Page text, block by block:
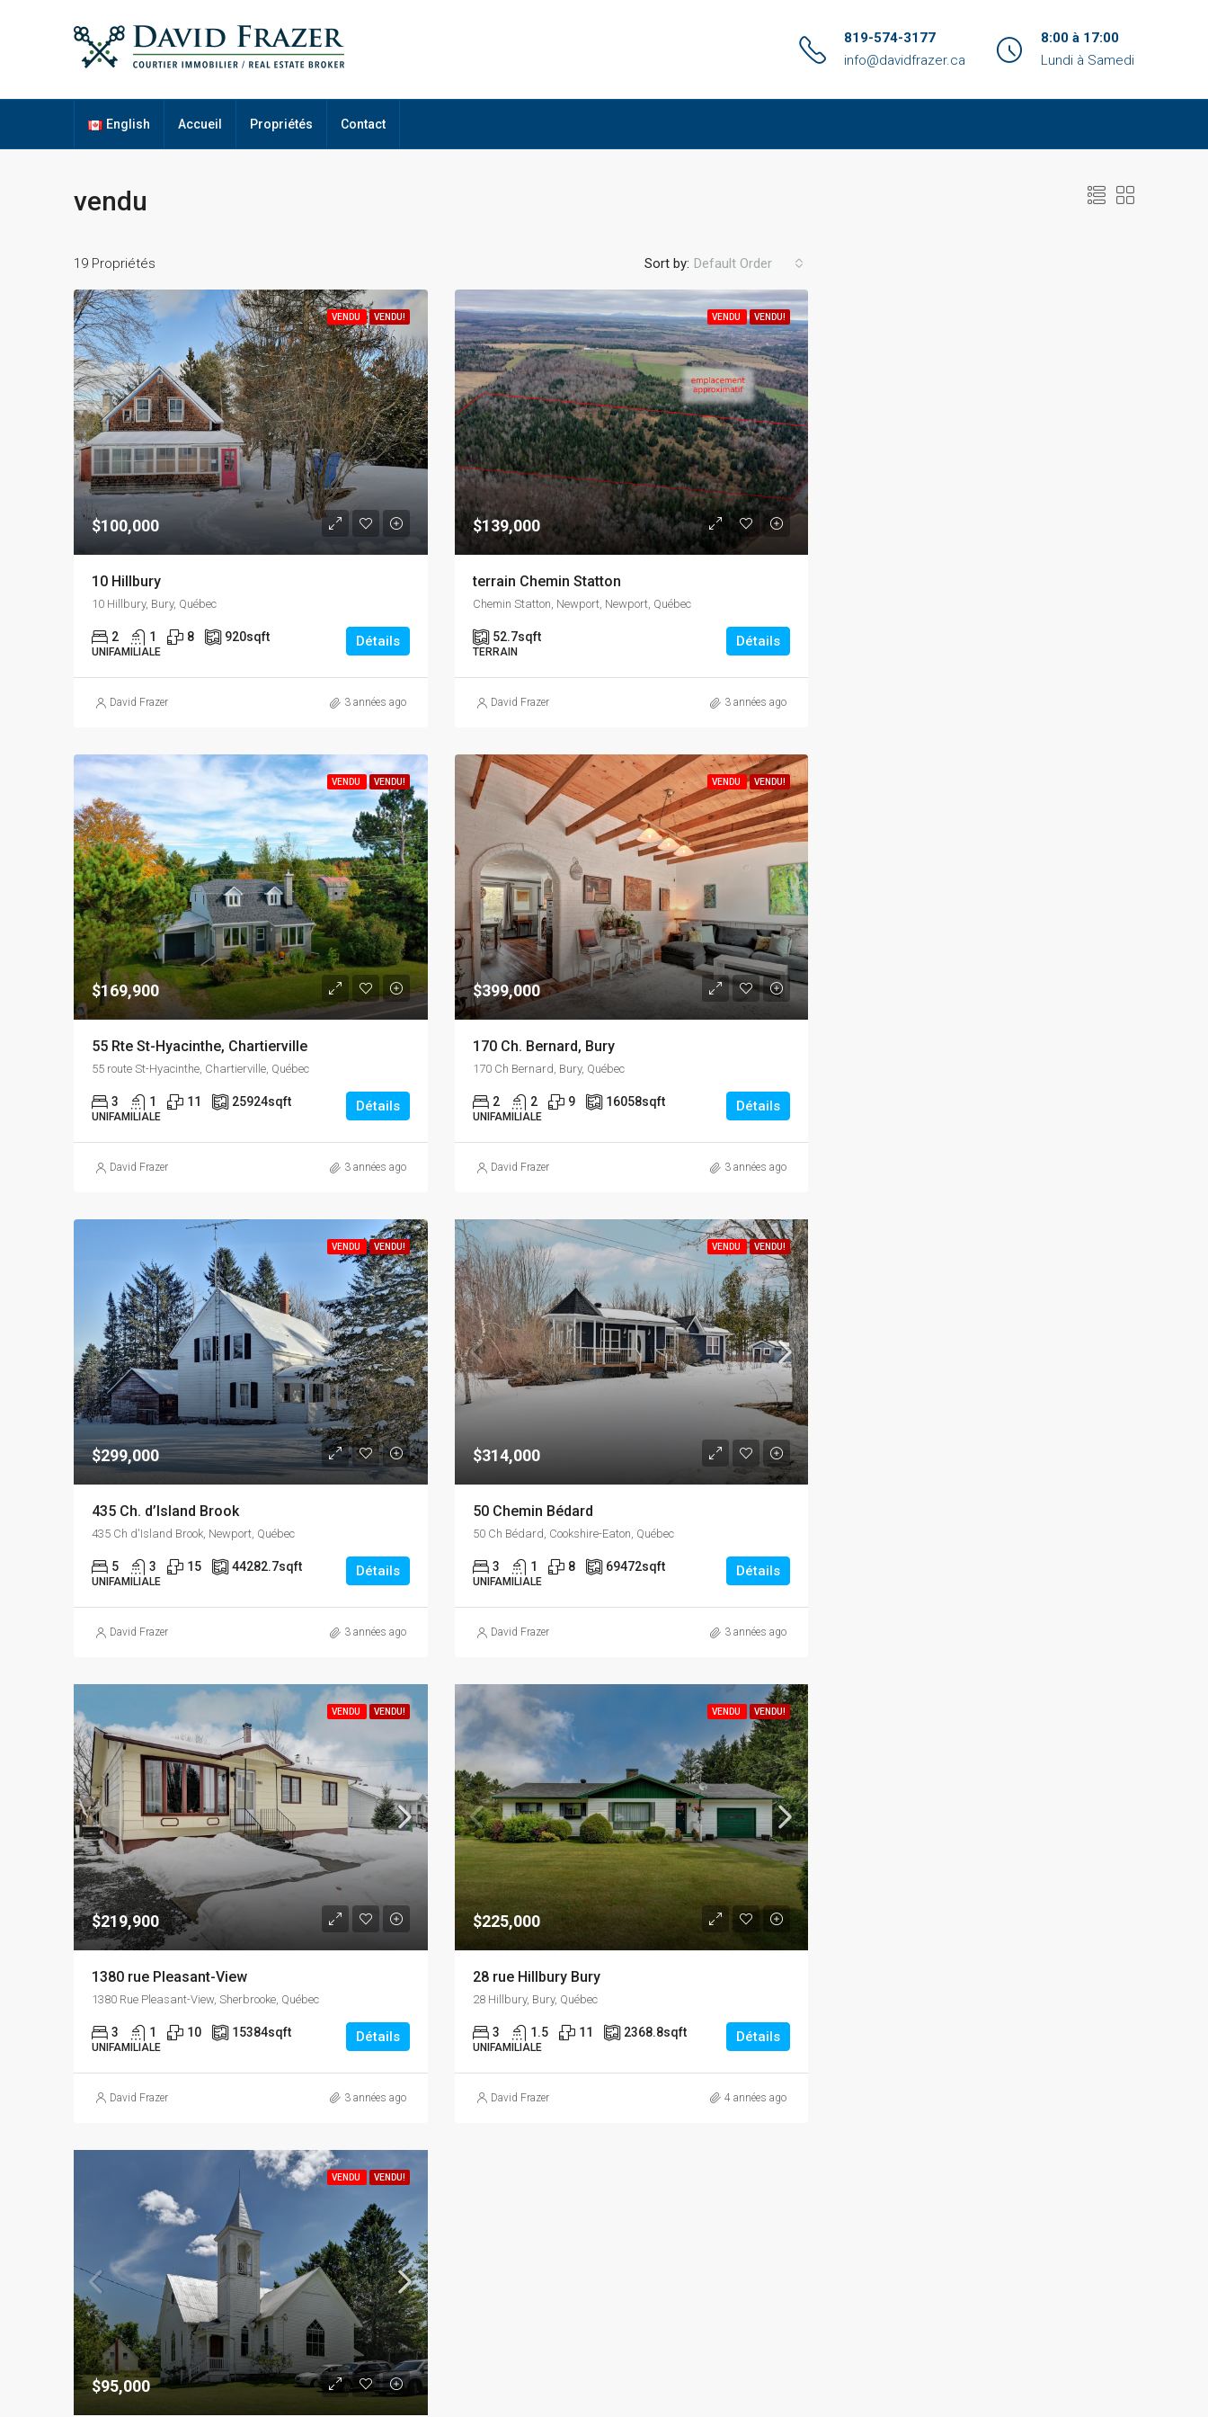
819-574-3177
info@davidfrazer.ca
8:00 à 17:00
Lundi à Samedi
English Accueil Propriétés Contact
vendu
19 Propriétés Sort by: Default Order
VENDU VENDU!
$100,000
10 Hillbury
10 Hillbury, Bury, Québec
2 1 8 920sqft
UNIFAMILIALE
Détails
David Frazer 3 années ago
VENDU VENDU!
$139,000
terrain Chemin Statton
Chemin Statton, Newport, Newport, Québec
52.7sqft
TERRAIN
Détails
David Frazer 3 années ago
VENDU VENDU!
$169,900
55 Rte St-Hyacinthe, Chartierville
55 route St-Hyacinthe, Chartierville, Québec
3 1 11 25924sqft
UNIFAMILIALE
Détails
David Frazer 3 années ago
VENDU VENDU!
$399,000
170 Ch. Bernard, Bury
170 Ch Bernard, Bury, Québec
2 2 9 16058sqft
UNIFAMILIALE
Détails
David Frazer 3 années ago
VENDU VENDU!
$299,000
435 Ch. d’Island Brook
435 Ch d'Island Brook, Newport, Québec
5 3 15 44282.7sqft
UNIFAMILIALE
Détails
David Frazer 3 années ago
VENDU VENDU!
$314,000
50 Chemin Bédard
50 Ch Bédard, Cookshire-Eaton, Québec
3 1 8 69472sqft
UNIFAMILIALE
Détails
David Frazer 3 années ago
VENDU VENDU!
$219,900
1380 rue Pleasant-View
1380 Rue Pleasant-View, Sherbrooke, Québec
3 1 10 15384sqft
UNIFAMILIALE
Détails
David Frazer 3 années ago
VENDU VENDU!
$225,000
28 rue Hillbury Bury
28 Hillbury, Bury, Québec
3 1.5 11 2368.8sqft
UNIFAMILIALE
Détails
David Frazer 4 années ago
VENDU VENDU!
$95,000